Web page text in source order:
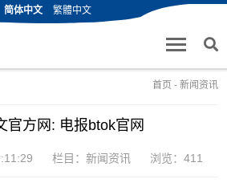
简体中文 繁體中文
首页 - 新闻资讯
官方网: 电报btok官网
栏目： 新闻资讯 浏览：411